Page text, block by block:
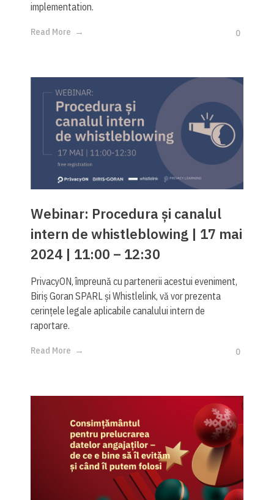
implementation.
Read More 0
Webinar: Procedura și canalul
intern de whistleblowing | 17 mai
2024 | 11:00 – 12:30
PrivacyON, împreună cu partenerii acestui eveniment,
Biriș Goran SPARL și Whistlelink, vă vor prezenta
cerințele legale aplicabile canalului intern de
raportare.
Read More 0